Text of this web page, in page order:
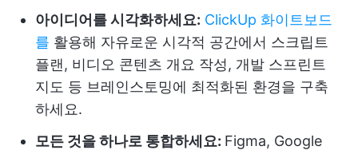
아이디어를 시각화하세요: ClickUp 화이트보드
를 활용해 자유로운 시각적 공간에서 스크립트
플랜, 비디오 콘텐츠 개요 작성, 개발 스프린트
지도 등 브레인스토밍에 최적화된 환경을 구축
하세요.
모든 것을 하나로 통합하세요: Figma, Google